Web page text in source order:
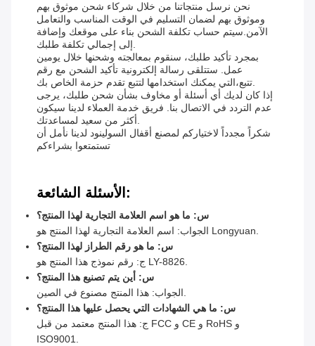
نحن نرسل منتجاتنا من خلال شركاء شحن موثوق بهم
وموثوق بهم لضمان التسليم في الوقت المناسب والتعامل
الآمن.سيتم حساب تكلفة الشحن بناء على موقعك وإضافة
إلى إجمالي تكلفة طلبك.
بمجرد تأكيد طلبك، سنقوم بمعالجته وشحنها خلال يومين
عمل. ستتلقى رسالة إلكترونية تأكيد الشحن مع رقم
تتبع،التي يمكنك استخدامها لتتبع تقدم حزمة الخاص بك.
إذا كان لديك أي أسئلة أو مخاوف بشأن شحن طلبك، يرجى
عدم التردد في الاتصال بنا. فريق خدمة العملاء لدينا سيكون
أكثر من سعيد لمساعدتك.
شكراً مجدداً لاختياركم لمصنع أقفال السولينود لدينا نأمل أن
تستمتعوا بشراءكم
الأسئلة الشائعة:
س: ما هو اسم العلامة التجارية لهذا المنتج؟
الجواب: اسم العلامة التجارية لهذا المنتج هو Longyuan.
س: ما هو رقم الطراز لهذا المنتج؟
ج: رقم نموذج هذا المنتج هو LY-8826.
س: أين يتم تصنيع هذا المنتج؟
الجواب: هذا المنتج مصنوع في الصين.
س: ما هي الشهادات التي يحصل عليها هذا المنتج؟
ج: هذا المنتج معتمد من قبل FCC و CE و RoHS و
ISO9001.